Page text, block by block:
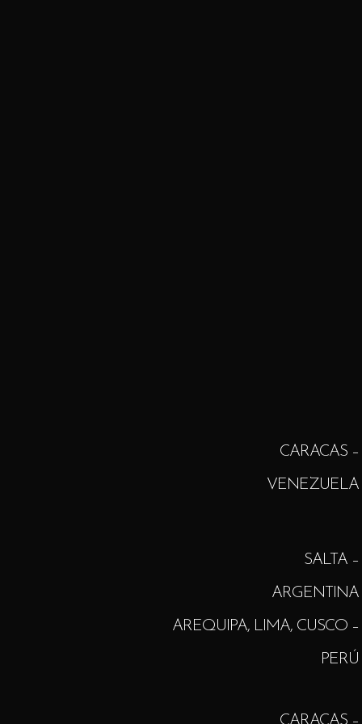
CARACAS –
VENEZUELA
SALTA –
ARGENTINA
AREQUIPA, LIMA, CUSCO –
PERÚ
CARACAS –